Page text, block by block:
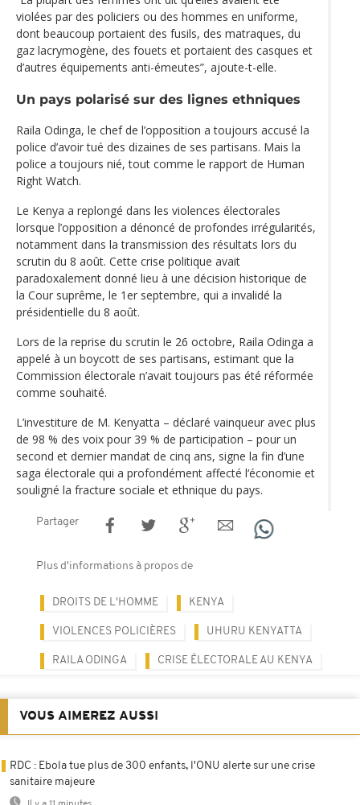
violées par des policiers ou des hommes en uniforme,
dont beaucoup portaient des fusils, des matraques, du
gaz lacrymogène, des fouets et portaient des casques et
d’autres équipements anti-émeutes”, ajoute-t-elle.
Un pays polarisé sur des lignes ethniques
Raila Odinga, le chef de l’opposition a toujours accusé la
police d’avoir tué des dizaines de ses partisans. Mais la
police a toujours nié, tout comme le rapport de Human
Right Watch.
Le Kenya a replongé dans les violences électorales
lorsque l’opposition a dénoncé de profondes irrégularités,
notamment dans la transmission des résultats lors du
scrutin du 8 août. Cette crise politique avait
paradoxalement donné lieu à une décision historique de
la Cour suprême, le 1er septembre, qui a invalidé la
présidentielle du 8 août.
Lors de la reprise du scrutin le 26 octobre, Raila Odinga a
appelé à un boycott de ses partisans, estimant que la
Commission électorale n’avait toujours pas été réformée
comme souhaité.
L’investiture de M. Kenyatta – déclaré vainqueur avec plus
de 98 % des voix pour 39 % de participation – pour un
second et dernier mandat de cinq ans, signe la fin d’une
saga électorale qui a profondément affecté l‘économie et
souligné la fracture sociale et ethnique du pays.
Partager
Plus d'informations à propos de
DROITS DE L'HOMME KENYA
VIOLENCES POLICIÈRES UHURU KENYATTA
RAILA ODINGA CRISE ÉLECTORALE AU KENYA
VOUS AIMEREZ AUSSI
RDC : Ebola tue plus de 300 enfants, l'ONU alerte sur une crise
sanitaire majeure